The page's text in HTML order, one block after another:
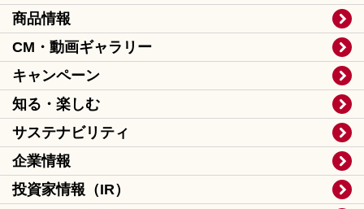
商品情報
CM・動画ギャラリー
キャンペーン
知る・楽しむ
サステナビリティ
企業情報
投資家情報（IR）